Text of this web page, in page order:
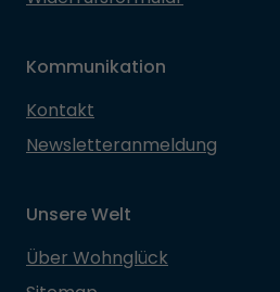
Kommunikation
Kontakt
Newsletteranmeldung
Unsere Welt
Über Wohnglück